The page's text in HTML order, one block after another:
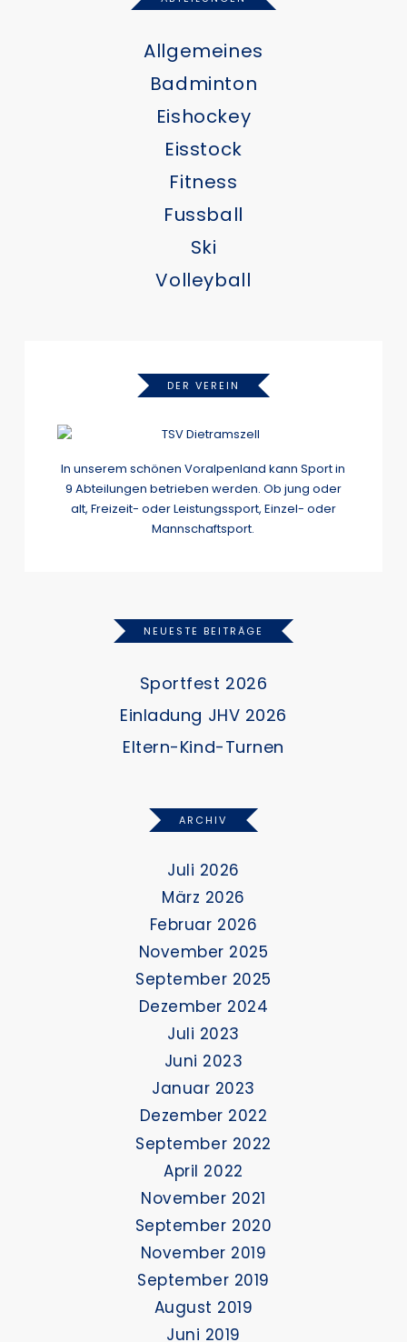
Allgemeines
Badminton
Eishockey
Eisstock
Fitness
Fussball
Ski
Volleyball
DER VEREIN
In unserem schönen Voralpenland kann Sport in
9 Abteilungen betrieben werden. Ob jung oder
alt, Freizeit- oder Leistungssport, Einzel- oder
Mannschaftsport.
NEUESTE BEITRÄGE
Sportfest 2026
Einladung JHV 2026
Eltern-Kind-Turnen
ARCHIV
Juli 2026
März 2026
Februar 2026
November 2025
September 2025
Dezember 2024
Juli 2023
Juni 2023
Januar 2023
Dezember 2022
September 2022
April 2022
November 2021
September 2020
November 2019
September 2019
August 2019
Juni 2019